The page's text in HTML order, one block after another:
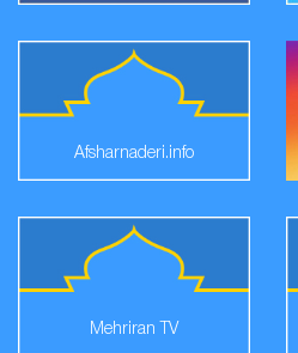
Afsharnaderi.info
Mehriran TV